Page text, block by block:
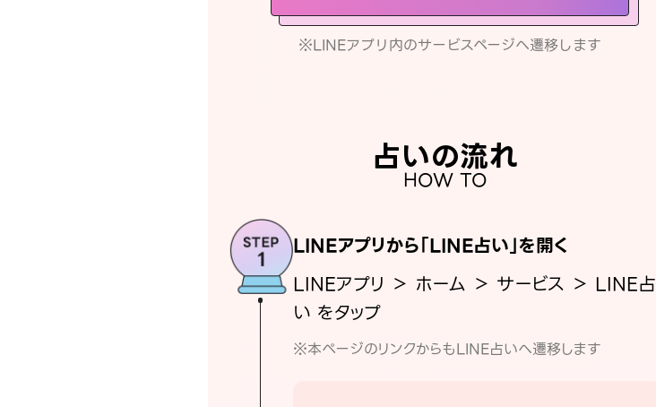
※LINEアプリ内のサービスページへ遷移します
占いの流れ
HOW TO
LINEアプリから「LINE占い」を開く
LINEアプリ ＞ ホーム ＞ サービス ＞ LINE占
い をタップ
※本ページのリンクからもLINE占いへ遷移します